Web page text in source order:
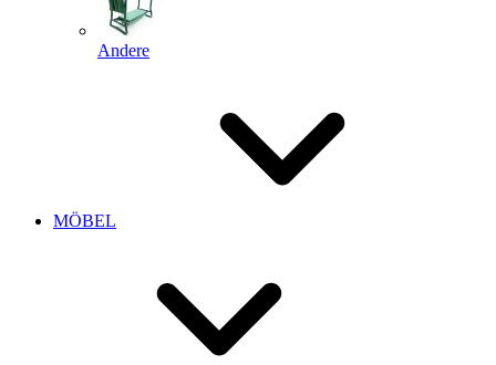
Andere
MÖBEL